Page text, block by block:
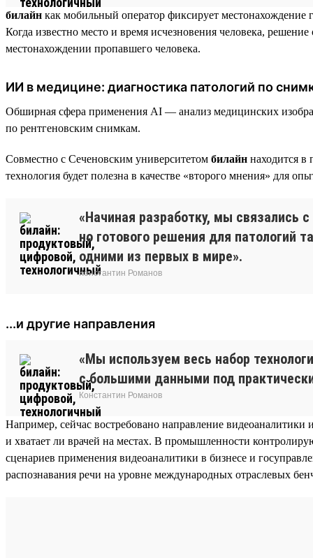
билайн как мобильный оператор фиксирует
Когда известно место и время исчезновения человека,
местонахождении пропавшего человека.
ИИ в медицине: диагностика патологий по
Обширная сфера применения AI — анализ медицинских
по рентгеновским снимкам.
Совместно с Сеченовским университетом билайн находится в
технология будет полезна в качестве «второго мнения» для
«Начиная разработку, мы связались
но готового решения для патологий
одними из первых в мире».
Константин Романов
...и другие направления
«Мы используем весь набор
с большими данными под
Константин Романов
Например, сейчас востребовано направление
и хватает ли врачей на местах. В промышленности
сценариев применения видеоаналитики в бизнесе и
распознавания речи на уровне международных отраслевых